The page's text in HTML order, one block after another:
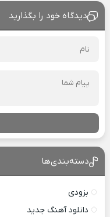
دیدگاه خود را بگذارید
دسته‌بندی‌ها
بزودی
دانلود آهنگ جدید